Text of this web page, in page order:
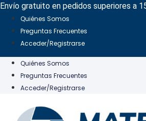
Ir
contenido
Envío gratuito en pedidos superiores a
Quiénes Somos
Preguntas Frecuentes
Acceder/Registrarse
Quiénes Somos
Preguntas Frecuentes
Acceder/Registrarse